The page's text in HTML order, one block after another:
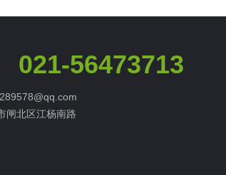
021-56473713
闸北区江杨南路